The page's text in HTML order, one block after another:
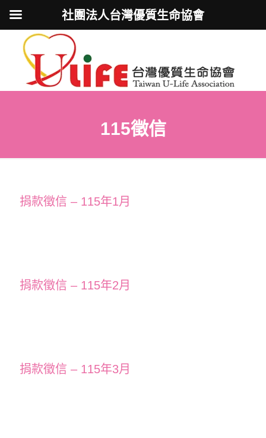
115徵信
捐款徵信 – 115年1月
捐款徵信 – 115年2月
捐款徵信 – 115年3月
社團法人台灣優質生命協會